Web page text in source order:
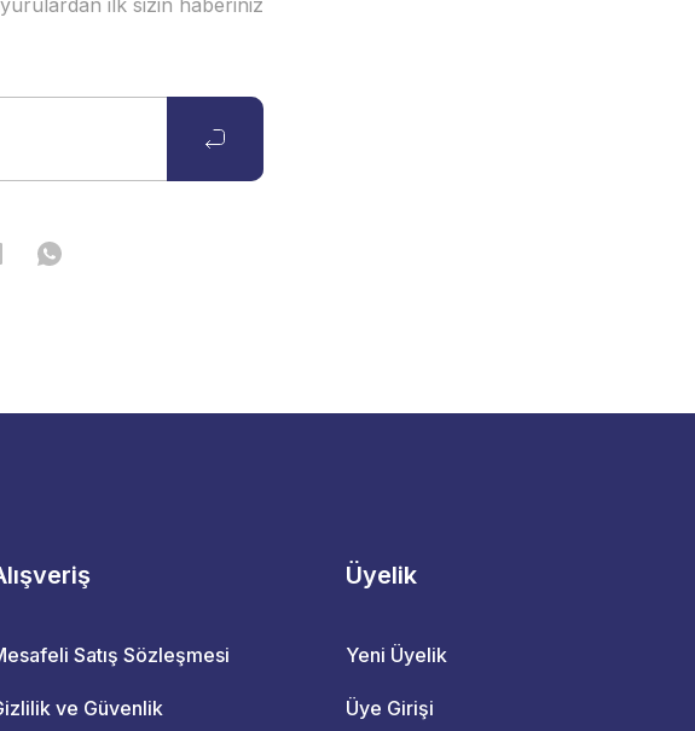
ilk sizin haberiniz
Satış Sözleşmesi
ve Güvenlik
Üyelik
Yeni Üyelik
Üye Girişi